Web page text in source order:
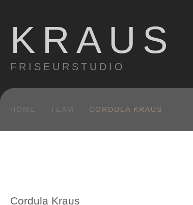
KRAUS
FRISEURSTUDIO
HOME - TEAM - CORDULA KRAUS
Cordula Kraus